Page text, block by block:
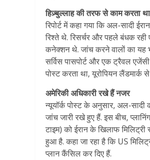
हिज़्बुल्लाह की तरफ से काम करता था
रिपोर्ट में कहा गया कि अल-सादी
रिश्ते थे. रिसर्चर और पहले बंधक
कनेक्शन थे. जांच करने वालों का यह
सर्विस पासपोर्ट और एक ट्रैवल
पोस्ट करता था, यूरोपियन
अमेरिकी अधिकारी रखे हैं नजर
न्यूयॉर्क पोस्ट के अनुसार, अल-
जांच जारी रखे हुए हैं. इस बीच,
टाइम) को ईरान के खिलाफ
हुआ है. कहा जा रहा है कि US
प्लान कैंसिल कर दिए हैं.